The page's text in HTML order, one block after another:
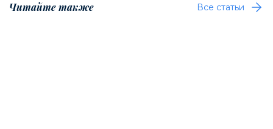
Читайте также Все статьи